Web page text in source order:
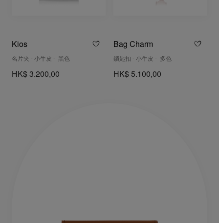
Kios
名片夹 - 小牛皮 - 黑色
HK$ 3.200,00
Bag Charm
鎖匙扣 - 小牛皮 - 多色
HK$ 5.100,00